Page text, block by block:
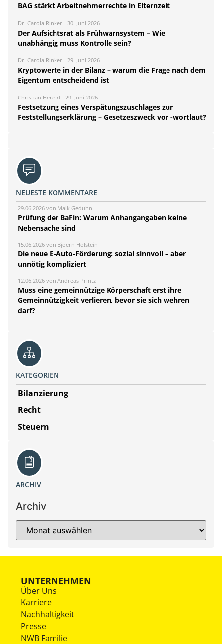
BAG stärkt Arbeitnehmerrechte in Elternzeit
Dr. Carola Rinker 30. Juni 2026
Der Aufsichtsrat als Frühwarnsystem – Wie
unabhängig muss Kontrolle sein?
Dr. Carola Rinker 29. Juni 2026
Kryptowerte in der Bilanz – warum die Frage nach dem
Eigentum entscheidend ist
Christian Herold 29. Juni 2026
Festsetzung eines Verspätungszuschlages zur
Feststellungserklärung – Gesetzeszweck vor -wortlaut?
NEUESTE KOMMENTARE
29.06.2026 von Maik Geduhn
Prüfung der BaFin: Warum Anhangangaben keine
Nebensache sind
15.06.2026 von Bjoern Holstein
Die neue E-Auto-Förderung: sozial sinnvoll – aber
unnötig kompliziert
12.06.2026 von Andreas Printz
Muss eine gemeinnützige Körperschaft erst ihre
Gemeinnützigkeit verlieren, bevor sie sich wehren
darf?
KATEGORIEN
Bilanzierung
Recht
Steuern
ARCHIV
Archiv
UNTERNEHMEN
Über Uns
Karriere
Nachhaltigkeit
Presse
NWB Familie